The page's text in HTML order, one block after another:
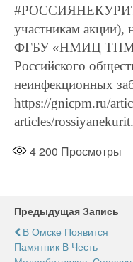
#РОССИЯНЕКУРИТ
участникам акции),
ФГБУ «НМИЦ ТПМ»
Российского
неинфекционных
https://gnicpm.ru/
articles/
4 200 Просмотры
Предыдущая Запись
В Омске Появится
Памятник В Честь